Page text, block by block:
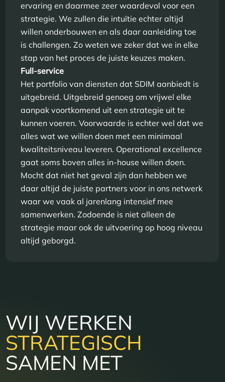
ervaring en daarmee zeer waardevol voor een
strategie. We zullen die intuïtie echter altijd
willen onderbouwen en als daar aanleiding toe
is challengen. Zo weten we zeker dat we in elke
stap van het proces de juiste keuzes maken.
Full-service
Het portfolio van diensten dat SDIM aanbiedt is
uitgebreid. Uitgebreid genoeg om vrijwel elke
aanpak voortkomend uit een strategie uit te
kunnen voeren. Voorwaarde is echter wel dat we
alles wat we willen doen met een minimaal
kwaliteitsniveau leveren. Operational excellence
gaat soms boven alles in-house willen doen.
Mocht dat niet het geval zijn dan hebben we
daar altijd de juiste partners voor in ons netwerk
waar we vaak al jarenlang intensief mee
samenwerken. Zodoende is niet alleen de
strategie maar ook de uitvoering op hoog niveau
altijd geborgd.
WIJ WERKEN
STRATEGISCH
SAMEN MET